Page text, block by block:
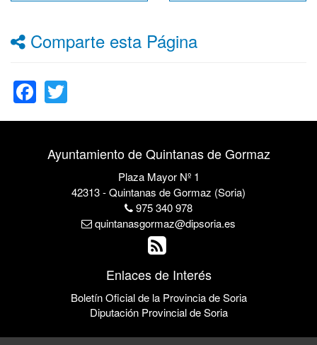
Comparte esta Página
Facebook
Ayuntamiento de Quintanas de Gormaz
Plaza Mayor Nº 1
42313 - Quintanas de Gormaz (Soria)
975 340 978
quintanasgormaz@dipsoria.es
Enlaces de Interés
Boletín Oficial de la Provincia de Soria
Diputación Provincial de Soria